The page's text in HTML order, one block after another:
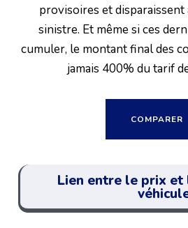
provisoires et disparaissent
sinistre. Et même si ces
cumuler, le montant final des
jamais 400% du tarif
COMPARER
Lien entre le prix et